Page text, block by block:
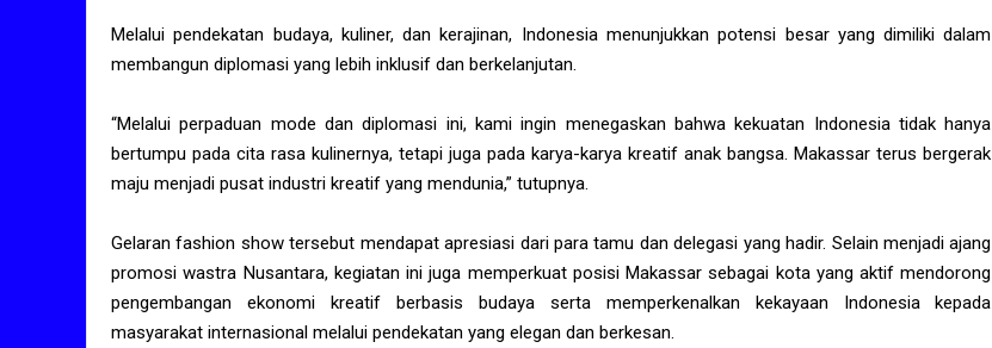
Melalui pendekatan budaya, kuliner, dan kerajinan, Indonesia menunjukkan potensi besar yang dimiliki dalam
membangun diplomasi yang lebih inklusif dan berkelanjutan.
“Melalui perpaduan mode dan diplomasi ini, kami ingin menegaskan bahwa kekuatan Indonesia tidak hanya
bertumpu pada cita rasa kulinernya, tetapi juga pada karya-karya kreatif anak bangsa. Makassar terus bergerak
maju menjadi pusat industri kreatif yang mendunia,” tutupnya.
Gelaran fashion show tersebut mendapat apresiasi dari para tamu dan delegasi yang hadir. Selain menjadi ajang
promosi wastra Nusantara, kegiatan ini juga memperkuat posisi Makassar sebagai kota yang aktif mendorong
pengembangan ekonomi kreatif berbasis budaya serta memperkenalkan kekayaan Indonesia kepada
masyarakat internasional melalui pendekatan yang elegan dan berkesan.